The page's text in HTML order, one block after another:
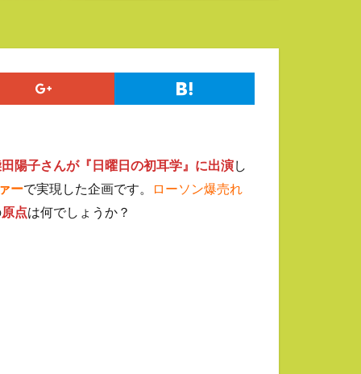
陽子さんが『日曜日の初耳学』に出演し
ーで実現した企画です。
ローソン爆売れ
原点は何でしょうか？